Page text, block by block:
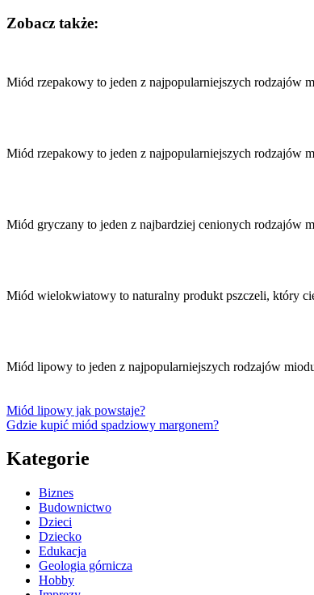
Zobacz także:
Miód rzepakowy to jeden z najpopularniejszych rodzajów
Miód rzepakowy to jeden z najpopularniejszych rodzajów
Miód gryczany to jeden z najbardziej cenionych rodzajów
Miód wielokwiatowy to naturalny produkt pszczeli, który
Miód lipowy to jeden z najpopularniejszych rodzajów
wpisu
Miód lipowy jak powstaje?
Gdzie kupić miód spadziowy margonem?
Kategorie
Biznes
Budownictwo
Dzieci
Dziecko
Edukacja
Geologia górnicza
Hobby